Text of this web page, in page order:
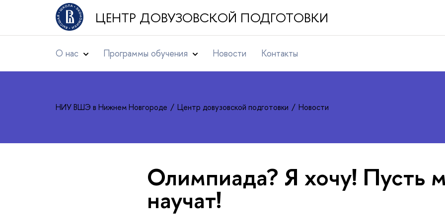
ЦЕНТР ДОВУЗОВСКОЙ ПОДГОТОВКИ
О нас Программы обучения Новости Контакты
НИУ ВШЭ в Нижнем Новгороде Центр довузовской подготовки Новости
Олимпиада? Я хочу! Пусть
научат!